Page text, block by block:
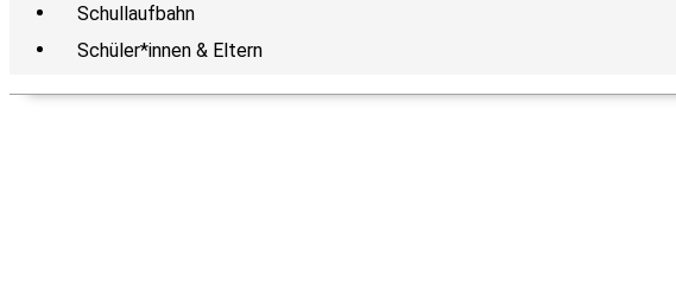
Schullaufbahn
Schüler*innen & Eltern